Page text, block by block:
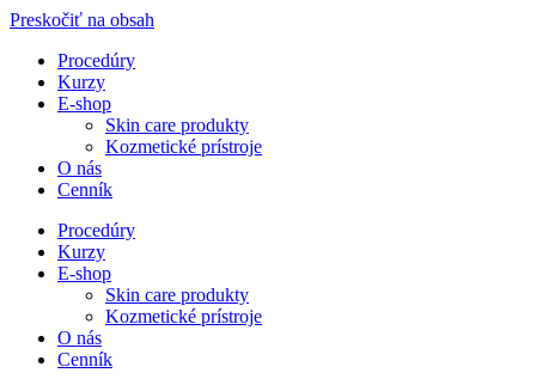
Preskočiť na obsah
Procedúry
Kurzy
E-shop
Skin care produkty
Kozmetické prístroje
O nás
Cenník
Procedúry
Kurzy
E-shop
Skin care produkty
Kozmetické prístroje
O nás
Cenník